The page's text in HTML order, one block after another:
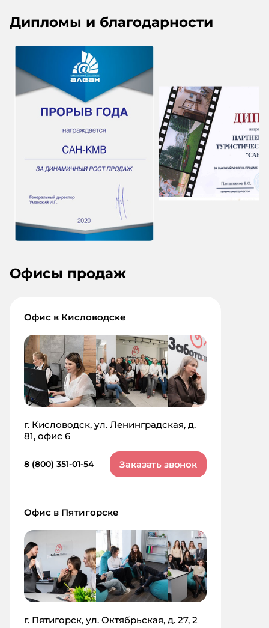
Дипломы и благодарности
Офисы продаж
Офис в Кисловодске
г. Кисловодск, ул. Ленинградская, д.
81, офис 6
8 (800) 351-01-54 Заказать звонок
Офис в Пятигорске
г. Пятигорск, ул. Октябрьская, д. 27, 2